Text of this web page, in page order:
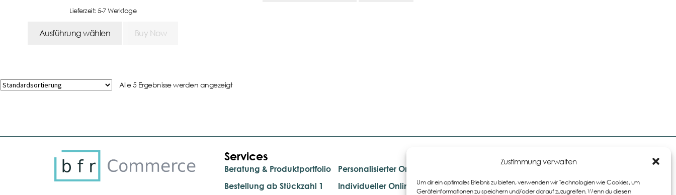
Zustimmung verwalten
Um dir ein optimales Erlebnis zu bieten, verwenden wir Technologien wie Cookies, um
Geräteinformationen zu speichern und/oder darauf zuzugreifen. Wenn du diesen
Lieferzeit:5-7 Werktage
Ausführung wählen Buy Now
Alle 5 Ergebnisse werden angezeigt
Services
Beratung & Produktportfolio
Bestellung ab Stückzahl 1
Personalisierter Onlineshop
Individueller Onlineshop
AGB